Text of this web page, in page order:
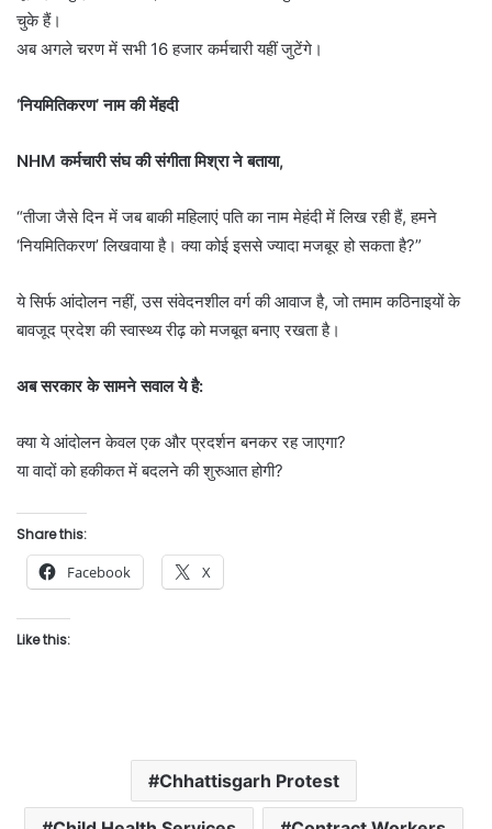
चुके हैं।
अब अगले चरण में सभी 16 हजार कर्मचारी यहीं जुटेंगे।
‘नियमितिकरण’ नाम की मेंहदी
NHM कर्मचारी संघ की संगीता मिश्रा ने बताया,
“तीजा जैसे दिन में जब बाकी महिलाएं पति का नाम मेहंदी में लिख रही हैं, हमने
‘नियमितिकरण’ लिखवाया है। क्या कोई इससे ज्यादा मजबूर हो सकता है?”
ये सिर्फ आंदोलन नहीं, उस संवेदनशील वर्ग की आवाज है, जो तमाम कठिनाइयों के
बावजूद प्रदेश की स्वास्थ्य रीढ़ को मजबूत बनाए रखता है।
अब सरकार के सामने सवाल ये है:
क्या ये आंदोलन केवल एक और प्रदर्शन बनकर रह जाएगा?
या वादों को हकीकत में बदलने की शुरुआत होगी?
Share this:
Facebook X
Like this:
Chhattisgarh Protest